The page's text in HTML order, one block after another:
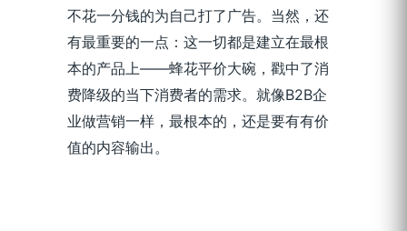
不花一分钱的为自己打了广告。当然，还
有最重要的一点： 这一切都是建立在最根
本的产品上——蜂花平价大碗，戳中了消
费降级的当下消费者的需求。就像B2B企
业做营销一样，最根本的，还是要有有价
值的内容输出。